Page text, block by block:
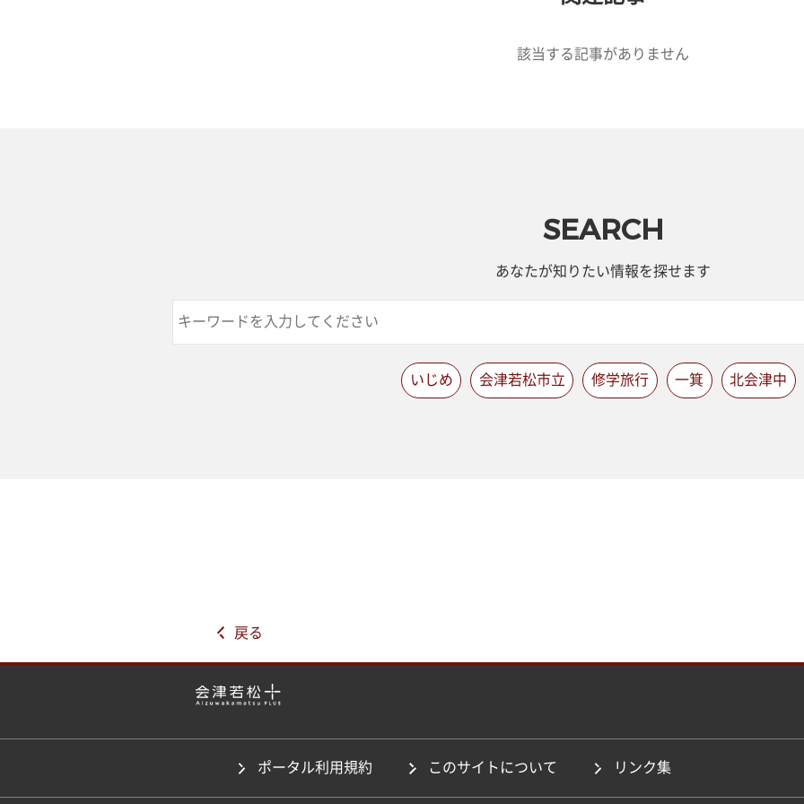
該当する記事がありません
SEARCH
あなたが知りたい情報を探せます
いじめ 会津若松市立 修学旅行 一箕 北会津中
戻る
ポータル利用規約 このサイトについて リンク集